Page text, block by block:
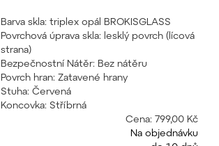
Barva skla: triplex opál BROKISGLASS
Povrchová úprava skla: lesklý povrch (lícová
strana)
Bezpečnostní Nátěr: Bez nátěru
Povrch hran: Zatavené hrany
Stuha: Červená
Koncovka: Stříbrná
Cena: 799,00 Kč
Na objednávku